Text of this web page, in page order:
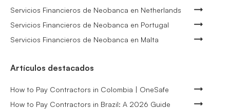
Servicios Financieros de Neobanca en Netherlands
Servicios Financieros de Neobanca en Portugal
Servicios Financieros de Neobanca en Malta
Artículos destacados
How to Pay Contractors in Colombia | OneSafe
How to Pay Contractors in Brazil: A 2026 Guide